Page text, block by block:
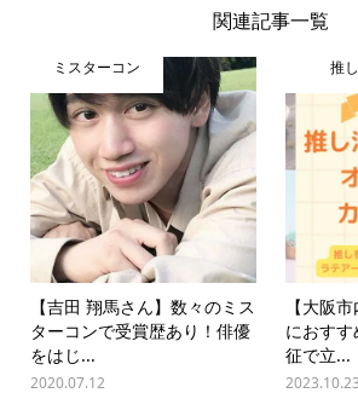
関連記事一覧
ミスターコン
【吉田 翔馬さん】数々のミス
ターコンで受賞歴あり！俳優
をはじ...
2020.07.12
推
【大阪
におす
征で立...
2023.10.23